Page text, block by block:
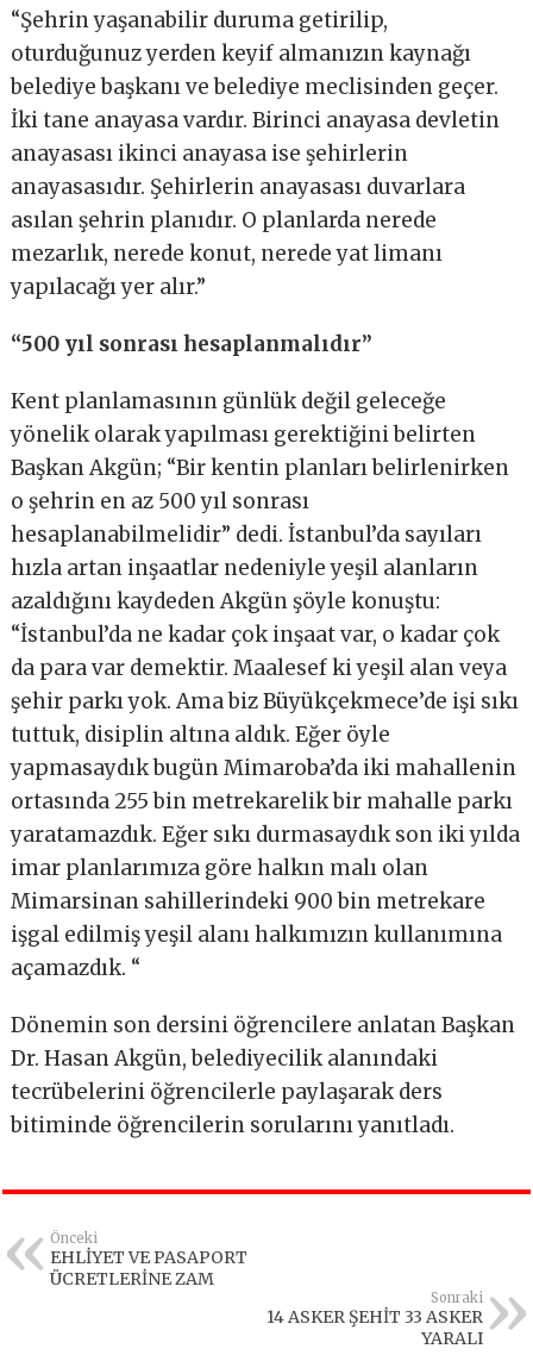
“Şehrin yaşanabilir duruma getirilip,
oturduğunuz yerden keyif almanızın kaynağı
belediye başkanı ve belediye meclisinden geçer.
İki tane anayasa vardır. Birinci anayasa devletin
anayasası ikinci anayasa ise şehirlerin
anayasasıdır. Şehirlerin anayasası duvarlara
asılan şehrin planıdır. O planlarda nerede
mezarlık, nerede konut, nerede yat limanı
yapılacağı yer alır.”
“500 yıl sonrası hesaplanmalıdır”
Kent planlamasının günlük değil geleceğe
yönelik olarak yapılması gerektiğini belirten
Başkan Akgün; “Bir kentin planları belirlenirken
o şehrin en az 500 yıl sonrası
hesaplanabilmelidir” dedi. İstanbul’da sayıları
hızla artan inşaatlar nedeniyle yeşil alanların
azaldığını kaydeden Akgün şöyle konuştu:
“İstanbul’da ne kadar çok inşaat var, o kadar çok
da para var demektir. Maalesef ki yeşil alan veya
şehir parkı yok. Ama biz Büyükçekmece’de işi sıkı
tuttuk, disiplin altına aldık. Eğer öyle
yapmasaydık bugün Mimaroba’da iki mahallenin
ortasında 255 bin metrekarelik bir mahalle parkı
yaratamazdık. Eğer sıkı durmasaydık son iki yılda
imar planlarımıza göre halkın malı olan
Mimarsinan sahillerindeki 900 bin metrekare
işgal edilmiş yeşil alanı halkımızın kullanımına
açamazdık. “
Dönemin son dersini öğrencilere anlatan Başkan
Dr. Hasan Akgün, belediyecilik alanındaki
tecrübelerini öğrencilerle paylaşarak ders
bitiminde öğrencilerin sorularını yanıtladı.
Önceki
EHLİYET VE PASAPORT
ÜCRETLERİNE ZAM
Sonraki
14 ASKER ŞEHİT 33 ASKER
YARALI